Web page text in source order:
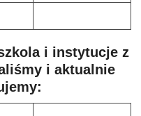
i instytucje z
i aktualnie